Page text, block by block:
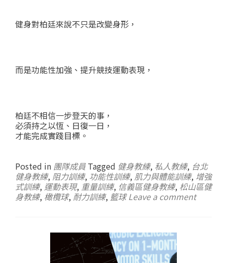
健身對柏廷來說不只是改變身形，
而是功能性加強、提升競技運動表現，
柏廷不相信一步登天的事，
必須持之以恆、日復一日，
才能完成實踐目標。
Posted in 團隊成員 Tagged 健身教練, 私人教練, 台北
健身教練, 阻力訓練, 功能性訓練, 肌力與體能訓練, 增強
式訓練, 運動表現, 重量訓練, 信義區健身教練, 松山區健
身教練, 橄欖球, 耐力訓練, 籃球 Leave a comment